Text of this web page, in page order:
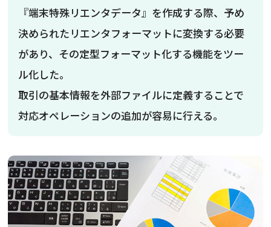
『端末特殊リエンタデータ』を作成する際、予め
決められたリエンタフォーマットに変換する必要
があり、その定型フォーマット化する機能をツー
ル化した。
取引の基本情報を外部ファイルに定義することで
対応オペレーションの追加が容易に行える。